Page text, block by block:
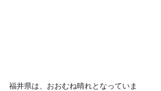
福井県は、おおむね晴れとなっていま